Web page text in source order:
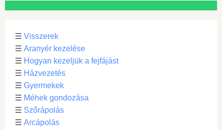
☰ Visszerek
☰ Aranyér kezelése
☰ Hogyan kezeljük a fejfájást
☰ Házvezetés
☰ Gyermekek
☰ Méhek gondozása
☰ Szőrápolás
☰ Arcápolás